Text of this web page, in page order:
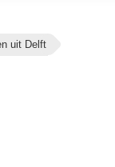
uit Delft